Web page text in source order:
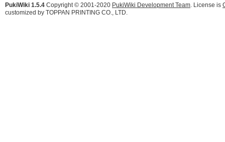
PukiWiki 1.5.4 Copyright © 2001-2020 PukiWiki Development Team. License is
customized by TOPPAN PRINTING CO., LTD.